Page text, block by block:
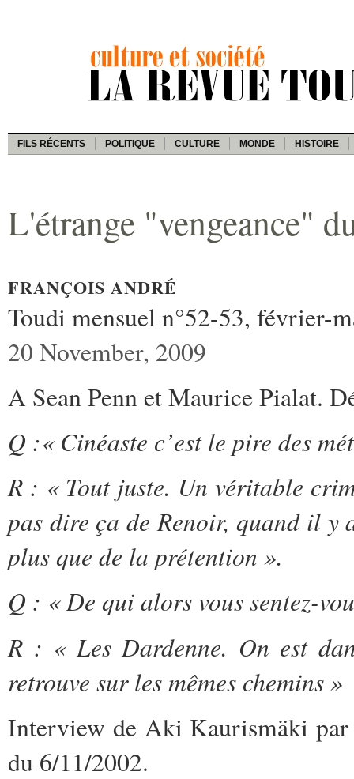
FILS RÉCENTS POLITIQUE CULTURE MONDE HISTOIRE
L'étrange "vengeance"
FRANÇOIS ANDRÉ
Toudi mensuel n°52-53, février-
20 November, 2009
A Sean Penn et Maurice Pialat.
Q :« Cinéaste c’est le pire des
R : « Tout juste. Un véritable
pas dire ça de Renoir, quand il y
plus que de la prétention ».
Q : « De qui alors vous sentez-
R : « Les Dardenne. On est
retrouve sur les mêmes chemins »
Interview de Aki Kaurismäki
du 6/11/2002.